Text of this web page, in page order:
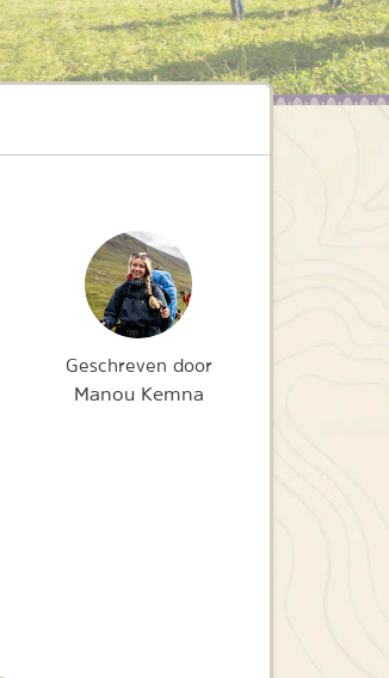
Geschreven door
Manou Kemna